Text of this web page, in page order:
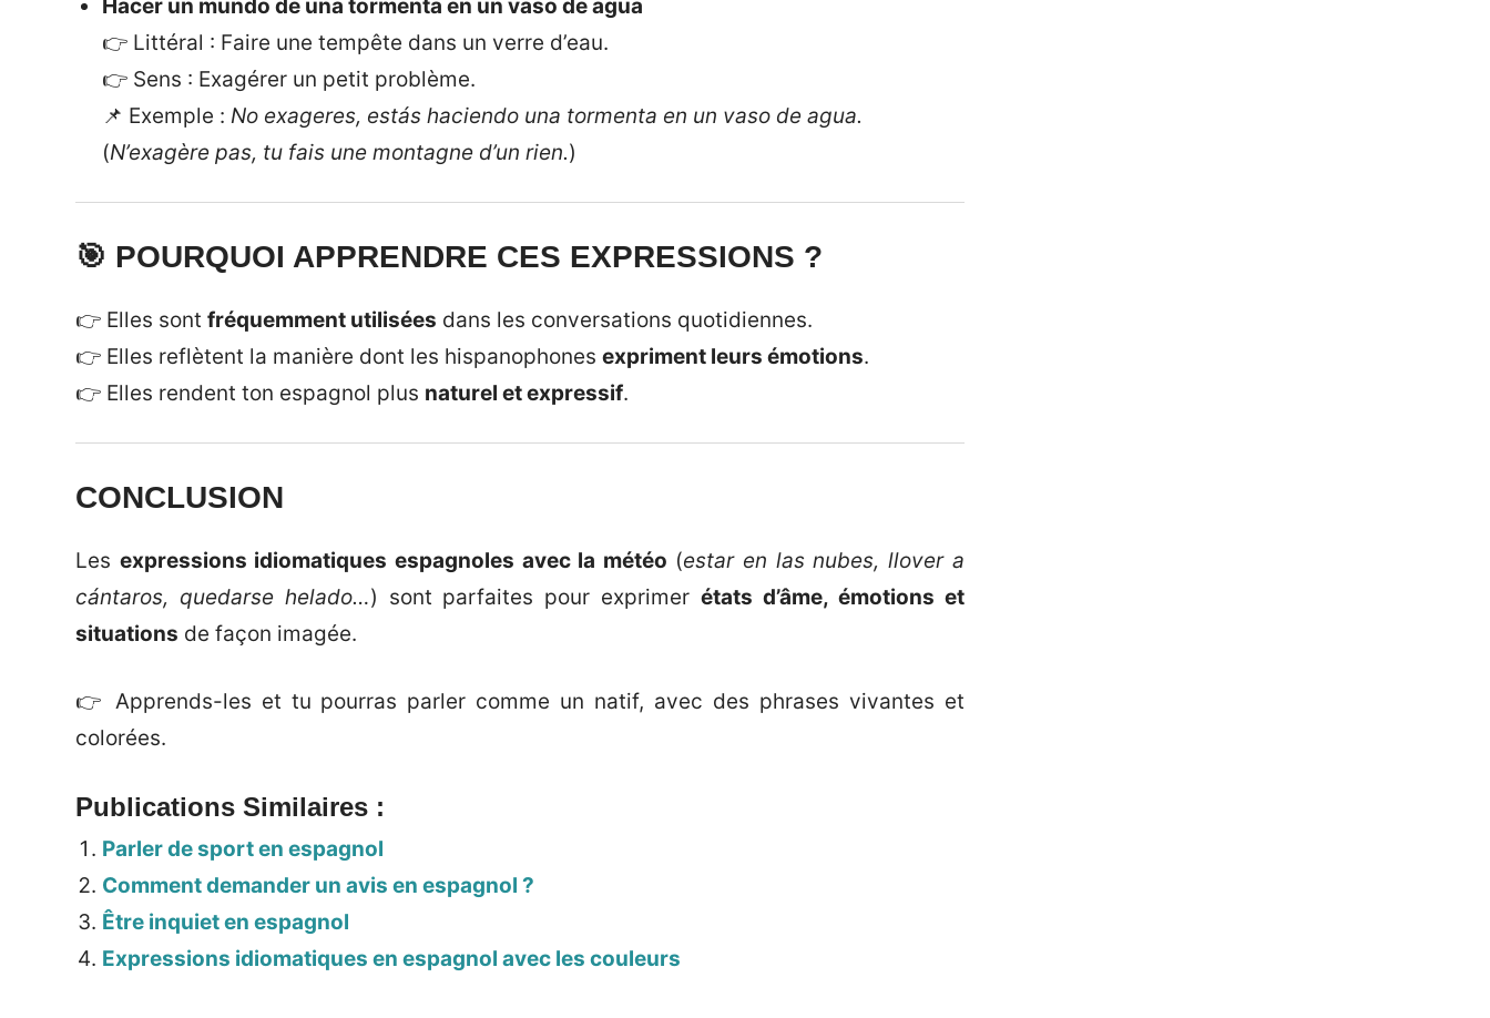
Hacer un mundo de una tormenta en un vaso de agua
👉 Littéral : Faire une tempête dans un verre d’eau.
👉 Sens : Exagérer un petit problème.
📌 Exemple : No exageres, estás haciendo una tormenta en un vaso de agua.
(N’exagère pas, tu fais une montagne d’un rien.)
🎯 POURQUOI APPRENDRE CES EXPRESSIONS ?
👉 Elles sont fréquemment utilisées dans les conversations quotidiennes.
👉 Elles reflètent la manière dont les hispanophones expriment leurs émotions.
👉 Elles rendent ton espagnol plus naturel et expressif.
CONCLUSION
Les expressions idiomatiques espagnoles avec la météo (estar en las nubes, llover a
cántaros, quedarse helado…) sont parfaites pour exprimer états d’âme, émotions et
situations de façon imagée.
👉 Apprends-les et tu pourras parler comme un natif, avec des phrases vivantes et
colorées.
Publications Similaires :
Parler de sport en espagnol
Comment demander un avis en espagnol ?
Être inquiet en espagnol
Expressions idiomatiques en espagnol avec les couleurs